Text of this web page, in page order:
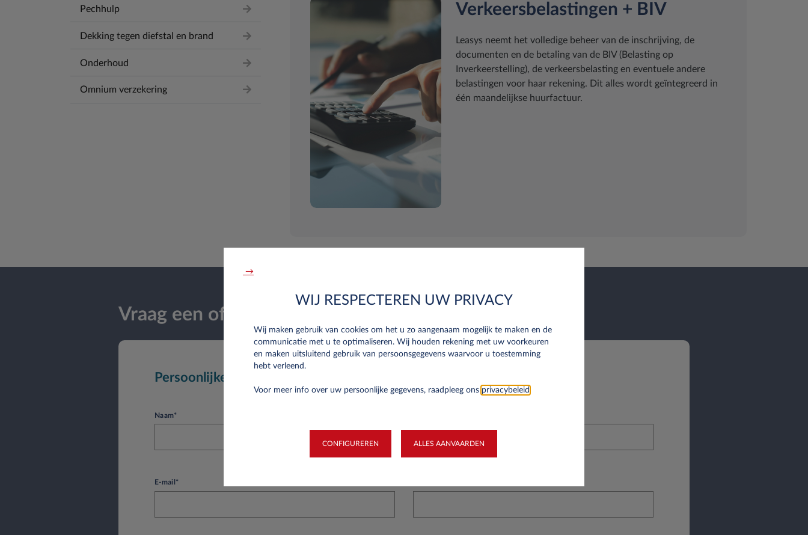
Pechhulp
Dekking tegen diefstal en brand
Onderhoud
Omnium verzekering
Verkeersbelastingen + BIV
Leasys neemt het volledige beheer van de inschrijving, de
documenten en de betaling van de BIV (Belasting op
Inverkeerstelling), de verkeersbelasting en eventuele andere
belastingen voor haar rekening. Dit alles wordt geïntegreerd in
één maandelijkse huurfactuur.
Vraag een offerte aan
Persoonlijke informatie
Naam*
E-mail*
→
WIJ RESPECTEREN UW PRIVACY
Wij maken gebruik van cookies om het u zo aangenaam mogelijk te maken en de
communicatie met u te optimaliseren. Wij houden rekening met uw voorkeuren
en maken uitsluitend gebruik van persoonsgegevens waarvoor u toestemming
hebt verleend.
Voor meer info over uw persoonlijke gegevens, raadpleeg ons privacybeleid
CONFIGUREREN ALLES AANVAARDEN